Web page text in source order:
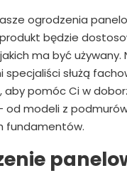
ogrodzenia
będzie
ma być używany.
specjaliści służą
pomóc Ci w
od modeli z
fundamentów.